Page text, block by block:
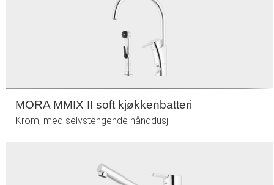
MORA MMIX II soft kjøkkenbatteri
Krom, med selvstengende hånddusj